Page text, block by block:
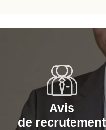
Avis
de recrutement